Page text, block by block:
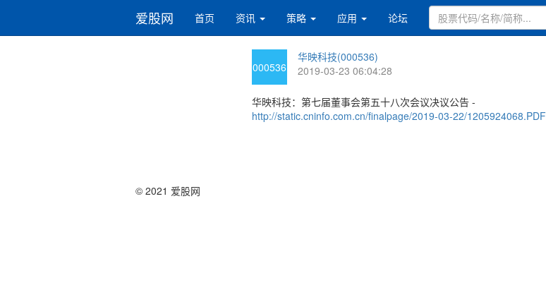
爱股网 首页 资讯 策略 应用 论坛
000536
华映科技(000536)
2019-03-23 06:04:28
华映科技：第七届董事会第五十八次会议决议公告 -
http://static.cninfo.com.cn/finalpage/2019-03-22/1205924068.PDF
© 2021 爱股网